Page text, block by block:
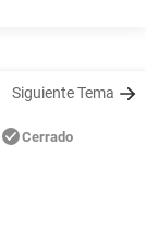
Siguiente Tema
Cerrado